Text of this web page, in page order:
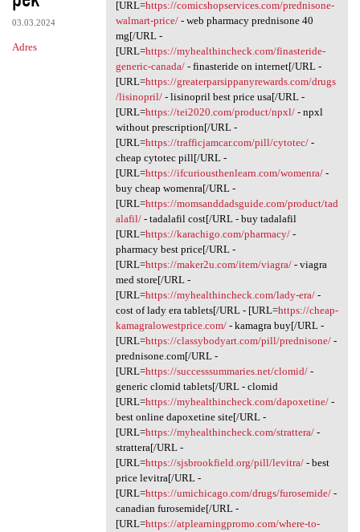
03.03.2024
Adres
[URL=https://comicshopservices.com/prednisone-
walmart-price/- web pharmacy prednisone 40
mg[/URL -
[URL=https://myhealthincheck.com/finasteride-
generic-canada/- finasteride on internet[/URL -
[URL=https://greaterparsippanyrewards.com/drugs
/lisinopril/- lisinopril best price usa[/URL -
[URL=https://tei2020.com/product/npxl/- npxl
without prescription[/URL -
[URL=https://trafficjamcar.com/pill/cytotec/-
cheap cytotec pill[/URL -
[URL=https://ifcuriousthenlearn.com/womenra/-
buy cheap womenra[/URL -
[URL=https://momsanddadsguide.com/product/tad
alafil/- tadalafil cost[/URL - buy tadalafil
[URL=https://karachigo.com/pharmacy/-
pharmacy best price[/URL -
[URL=https://maker2u.com/item/viagra/- viagra
med store[/URL -
[URL=https://myhealthincheck.com/lady-era/-
cost of lady era tablets[/URL - [URL=https://cheap-
kamagralowestprice.com/- kamagra buy[/URL -
[URL=https://classybodyart.com/pill/prednisone/-
prednisone.com[/URL -
[URL=https://successsummaries.net/clomid/-
generic clomid tablets[/URL - clomid
[URL=https://myhealthincheck.com/dapoxetine/-
best online dapoxetine site[/URL -
[URL=https://myhealthincheck.com/strattera/-
strattera[/URL -
[URL=https://sjsbrookfield.org/pill/levitra/- best
price levitra[/URL -
[URL=https://umichicago.com/drugs/furosemide/-
canadian furosemide[/URL -
[URL=https://atplearningpromo.com/where-to-